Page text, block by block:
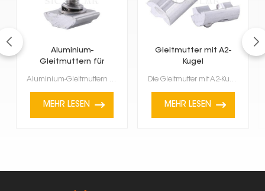
Aluminium-
Gleitmuttern für
Aluminium-Gleitmuttern für Solaranlagen sind äußerst nützlich und ein wichtiger Bestandteil der Inst...
MEHR LESEN
Gleitmutter mit A2-
Kugel
Die Gleitmutter mit A2-Kugel ist ein spezielles Bauteil, das häufig in Halterungen und Montagesystem...
MEHR LESEN